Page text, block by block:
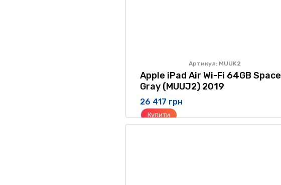
Артикул: MUUK2
Apple iPad Air Wi-Fi 64GB Space
Gray (MUUJ2) 2019
26 417 грн
Купити